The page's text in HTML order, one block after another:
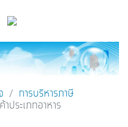
การบริหารภาษี
ประเภทอาหาร